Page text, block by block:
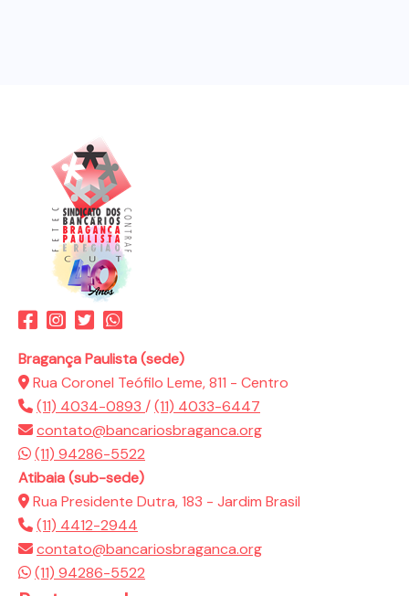
Bragança Paulista (sede)
Rua Coronel Teófilo Leme, 811 - Centro
(11) 4034-0893 /(11) 4033-6447
contato@bancariosbraganca.org
(11) 94286-5522
Atibaia (sub-sede)
Rua Presidente Dutra, 183 - Jardim Brasil
(11) 4412-2944
contato@bancariosbraganca.org
(11) 94286-5522